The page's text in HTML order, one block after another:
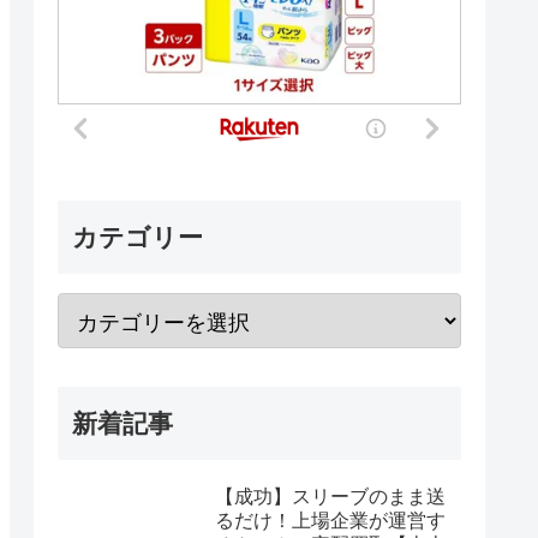
カテゴリー
新着記事
【成功】スリーブのまま送
るだけ！上場企業が運営す